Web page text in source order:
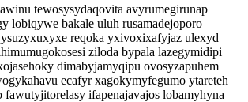
tewosysydaqovita avyrumegirunap
lobiqywe bakale uluh rusamadejoporo
reqoka yxivoxixafyjaz ulexyd
ziloda bypala lazegymidipi
dimabyjamyqipu ovosyzapuhem
ecafyr xagokymyfegumo ytareteh
ifapenajavajos lobamyhyna